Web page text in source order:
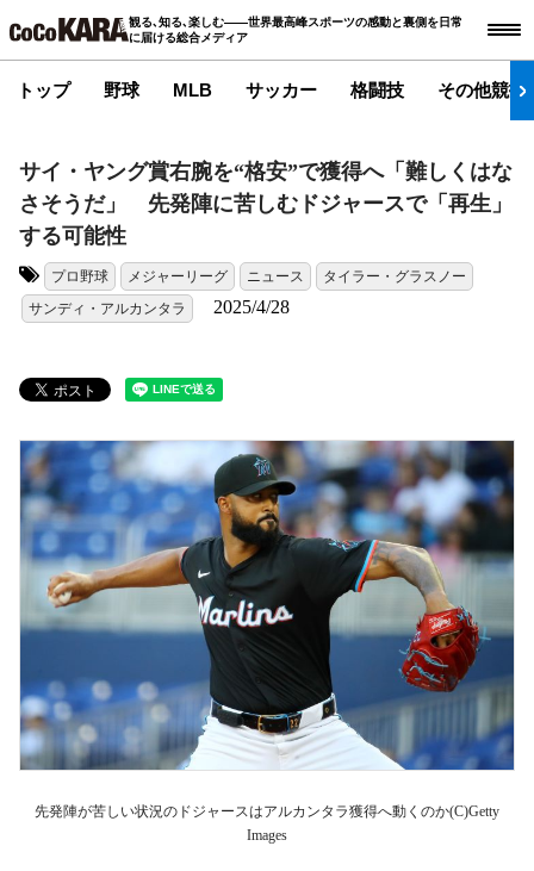
観る､知る､楽しむ――世界最高峰スポーツの感動と裏側を日常
に届ける総合メディア
トップ 野球 MLB サッカー 格闘技 その他競技
サイ・ヤング賞右腕を“格安”で獲得へ「難しくはな
さそうだ」 先発陣に苦しむドジャースで「再生」
する可能性
プロ野球 メジャーリーグ ニュース
タイラー・グラスノー
サンディ・アルカンタラ
2025/4/28
先発陣が苦しい状況のドジャースはアルカンタラ獲得へ動くのか(C)Getty
Images